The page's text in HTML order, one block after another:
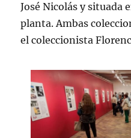
José Nicolás y situada
planta. Ambas
el coleccionista